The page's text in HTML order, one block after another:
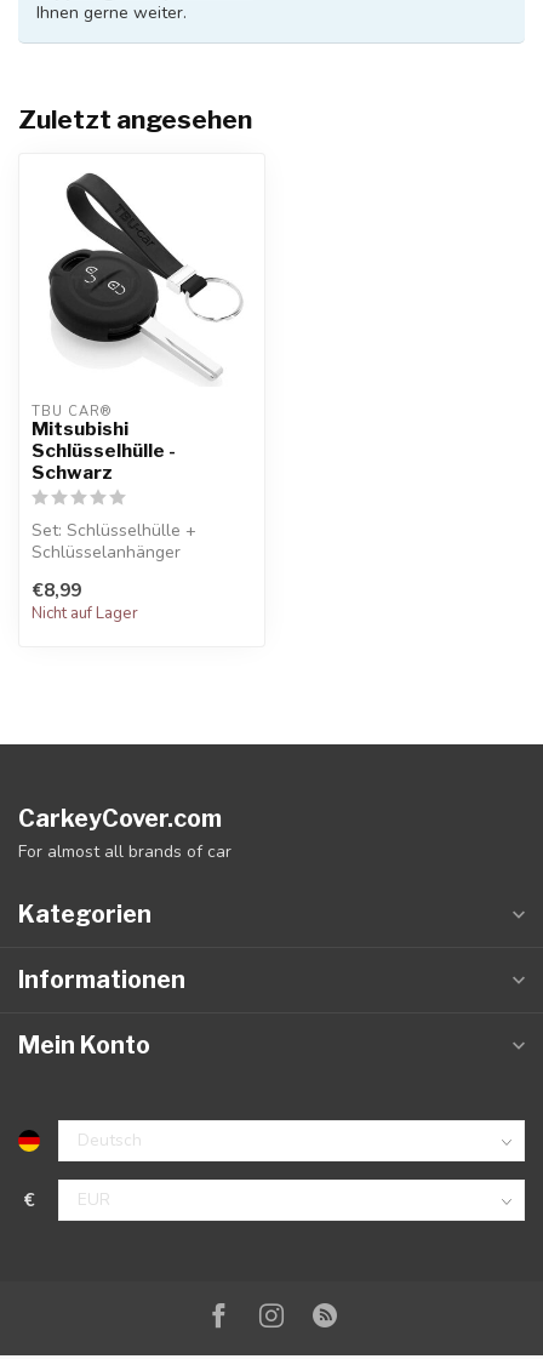
Ihnen gerne weiter.
Zuletzt angesehen
TBU CAR®
Mitsubishi
Schlüsselhülle -
Schwarz
Set: Schlüsselhülle +
Schlüsselanhänger
€8,99
Nicht auf Lager
CarkeyCover.com
For almost all brands of car
Kategorien
Informationen
Mein Konto
€